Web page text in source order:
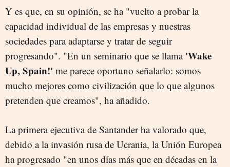
Y es que, en su opinión, se ha "vuelto a probar la
capacidad individual de las empresas y nuestras
sociedades para adaptarse y tratar de seguir
progresando". "En un seminario que se llama 'Wake
Up, Spain!' me parece oportuno señalarlo: somos
mucho mejores como civilización que lo que algunos
pretenden que creamos", ha añadido.
La primera ejecutiva de Santander ha valorado que,
debido a la invasión rusa de Ucrania, la Unión Europea
ha progresado "en unos días más que en décadas en la